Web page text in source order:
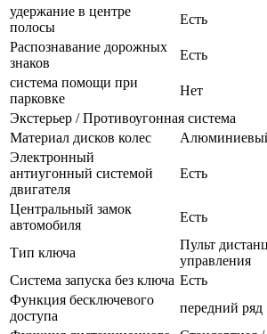
удержание в центре
полосы
Есть
Распознавание дорожных
знаков
Есть
система помощи при
парковке
Нет
Экстерьер / Противоугонная система
Материал дисков колес
Электронный
антиугонный системой
двигателя
Есть
Центральный замок
автомобиля
Есть
Тип ключа
Пульт
управления
Система запуска без ключа Есть
Функция бесключевого
доступа
передний ряд